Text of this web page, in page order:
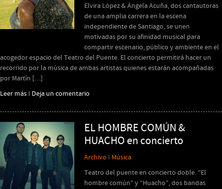
Elvira López & Ángela Acuña, dos cantautoras
de una amplia carrera en la escena
independiente de Santiago, se unen
motivadas por su afinidad musical para
compartir escenario, público y ambiente en el
acogedor espacio del Teatro del Puente. El concierto permitirá hacer un
recorrido por la música de ambas artistas quienes estarán acompañadas
por Martín […]
Leer más I Deja un comentario
EL HOMBRE COMÚN &
HUACHO en concierto
Archivo I Música
Teatro del puente en concierto doble. ”El
hombre común” y “Huacho”, dos bandas